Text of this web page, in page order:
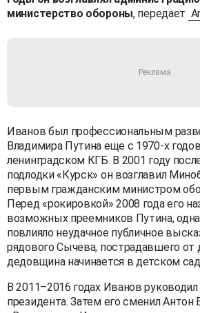
министерство обороны, передает
Иванов был профессиональным
Владимира Путина еще с 1970-х
ленинградском КГБ. В 2001 году
подлодки «Курск» он возглавил
первым гражданским министром
Перед «рокировкой» 2008 года его
возможных преемников Путина,
повлияло неудачное публичное
рядового Сычева, пострадавшего
дедовщина начинается в детском
В 2011–2016 годах Иванов
президента. Затем его сменил Антон